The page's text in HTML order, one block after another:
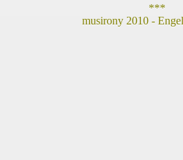
***
musirony 2010 -